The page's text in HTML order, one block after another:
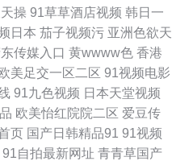
男人看的黄色毛片乱码 人人妻人
线观看 91社丝袜 凡人修仙在线观
老湿机69视频福利区 久久五码网
人人人人人 殴美激情 欧美黄色伊
操 91草草酒店视频 韩日一
日本 茄子视频污 亚洲色欲天
传媒入口 黄wwww色 香港
美足交一区二区 91视频电影
91九色视频 日本天堂视频
欧美怡红院院二区 爱豆传
页 国产日韩精品91 91视频
91自拍最新网址 青青草国产